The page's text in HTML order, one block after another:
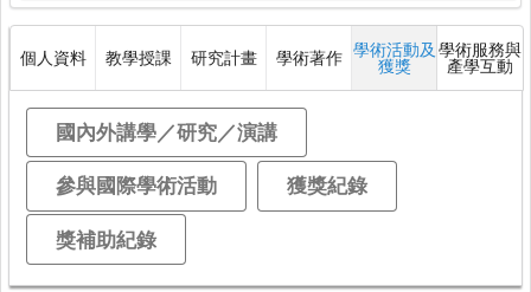
個人資料 教學授課 研究計畫 學術著作 學術活動及
獲獎
學術服務與
產學互動
國內外講學／研究／演講
參與國際學術活動 獲獎紀錄
獎補助紀錄